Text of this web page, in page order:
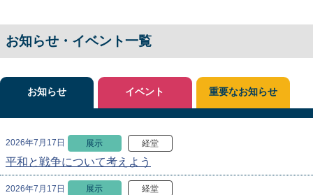
お知らせ・イベント一覧
お知らせ
2026年7月17日 展示 経堂
平和と戦争について考えよう
2026年7月17日 展示 経堂
イベント 重要なお知らせ